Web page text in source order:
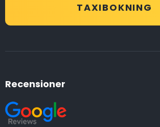
TAXIBOKNING
Recensioner